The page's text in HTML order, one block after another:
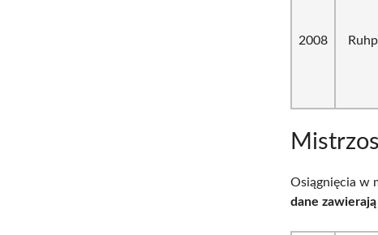
2008
Osiągnięcia w
dane